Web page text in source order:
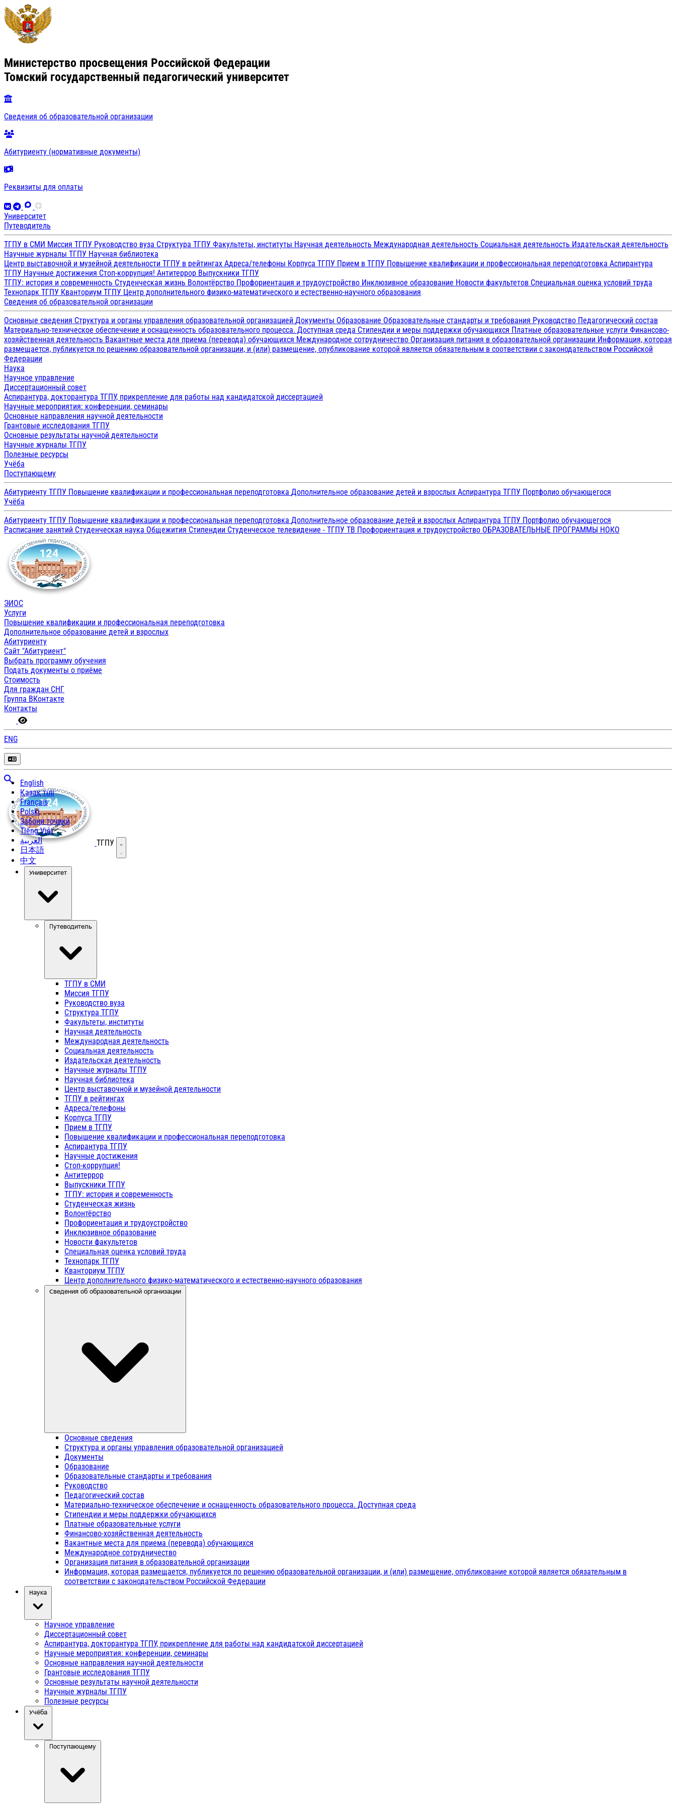
Министерство просвещения Российской Федерации
Томский государственный педагогический университет
Сведения об образовательной организации
Абитуриенту (нормативные документы)
Реквизиты для оплаты
Университет
Путеводитель
ТГПУ в СМИ Миссия ТГПУ Руководство вуза Структура ТГПУ Факультеты, институты Научная деятельность Международная деятельность Социальная деятельность Издательская деятельность
Научные журналы ТГПУ Научная библиотека
Центр выставочной и музейной деятельности ТГПУ в рейтингах Адреса/телефоны Корпуса ТГПУ Прием в ТГПУ Повышение квалификации и профессиональная переподготовка Аспирантура
ТГПУ Научные достижения Стоп-коррупция! Антитеррор Выпускники ТГПУ
ТГПУ: история и современность Студенческая жизнь Волонтёрство Профориентация и трудоустройство Инклюзивное образование Новости факультетов Специальная оценка условий труда
Технопарк ТГПУ Кванториум ТГПУ Центр дополнительного физико-математического и естественно-научного образования
Сведения об образовательной организации
Основные сведения Структура и органы управления образовательной организацией Документы Образование Образовательные стандарты и требования Руководство Педагогический состав
Материально-техническое обеспечение и оснащенность образовательного процесса. Доступная среда Стипендии и меры поддержки обучающихся Платные образовательные услуги Финансово-
хозяйственная деятельность Вакантные места для приема (перевода) обучающихся Международное сотрудничество Организация питания в образовательной организации Информация, которая
размещается, публикуется по решению образовательной организации, и (или) размещение, опубликование которой является обязательным в соответствии с законодательством Российской
Федерации
Наука
Научное управление
Диссертационный совет
Аспирантура, докторантура ТГПУ, прикрепление для работы над кандидатской диссертацией
Научные мероприятия: конференции, семинары
Основные направления научной деятельности
Грантовые исследования ТГПУ
Основные результаты научной деятельности
Научные журналы ТГПУ
Полезные ресурсы
Учёба
Поступающему
Абитуриенту ТГПУ Повышение квалификации и профессиональная переподготовка Дополнительное образование детей и взрослых Аспирантура ТГПУ Портфолио обучающегося
Учёба
Абитуриенту ТГПУ Повышение квалификации и профессиональная переподготовка Дополнительное образование детей и взрослых Аспирантура ТГПУ Портфолио обучающегося
Расписание занятий Студенческая наука Общежития Стипендии Студенческое телевидение - ТГПУ ТВ Профориентация и трудоустройство ОБРАЗОВАТЕЛЬНЫЕ ПРОГРАММЫ НОКО
ЭИОС
Услуги
Повышение квалификации и профессиональная переподготовка
Дополнительное образование детей и взрослых
Абитуриенту
Сайт "Абитуриент"
Выбрать программу обучения
Подать документы о приёме
Стоимость
Для граждан СНГ
Группа ВКонтакте
Контакты
ENG
English
Қазақ тілі
Français
Polski
Забони тоҷикӣ
Tiếng Việt
العربية
日本語
中文
ТГПУ Открыть меню
Университет
Путеводитель
ТГПУ в СМИ
Миссия ТГПУ
Руководство вуза
Структура ТГПУ
Факультеты, институты
Научная деятельность
Международная деятельность
Социальная деятельность
Издательская деятельность
Научные журналы ТГПУ
Научная библиотека
Центр выставочной и музейной деятельности
ТГПУ в рейтингах
Адреса/телефоны
Корпуса ТГПУ
Прием в ТГПУ
Повышение квалификации и профессиональная переподготовка
Аспирантура ТГПУ
Научные достижения
Стоп-коррупция!
Антитеррор
Выпускники ТГПУ
ТГПУ: история и современность
Студенческая жизнь
Волонтёрство
Профориентация и трудоустройство
Инклюзивное образование
Новости факультетов
Специальная оценка условий труда
Технопарк ТГПУ
Кванториум ТГПУ
Центр дополнительного физико-математического и естественно-научного образования
Сведения об образовательной организации
Основные сведения
Структура и органы управления образовательной организацией
Документы
Образование
Образовательные стандарты и требования
Руководство
Педагогический состав
Материально-техническое обеспечение и оснащенность образовательного процесса. Доступная среда
Стипендии и меры поддержки обучающихся
Платные образовательные услуги
Финансово-хозяйственная деятельность
Вакантные места для приема (перевода) обучающихся
Международное сотрудничество
Организация питания в образовательной организации
Информация, которая размещается, публикуется по решению образовательной организации, и (или) размещение, опубликование которой является обязательным в
соответствии с законодательством Российской Федерации
Наука
Научное управление
Диссертационный совет
Аспирантура, докторантура ТГПУ, прикрепление для работы над кандидатской диссертацией
Научные мероприятия: конференции, семинары
Основные направления научной деятельности
Грантовые исследования ТГПУ
Основные результаты научной деятельности
Научные журналы ТГПУ
Полезные ресурсы
Учёба
Поступающему